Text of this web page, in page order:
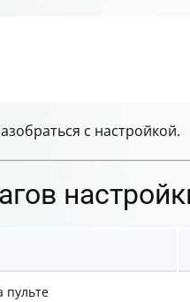
с настройкой.
пульте